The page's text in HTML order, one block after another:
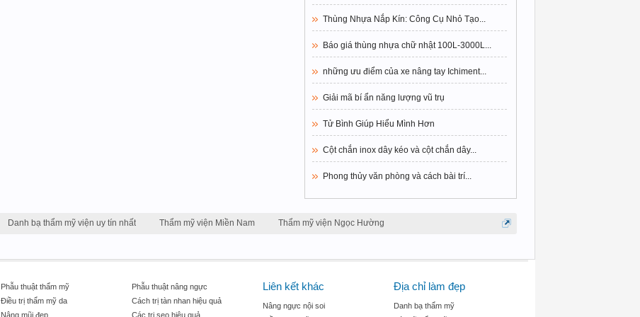
Thùng Nhựa Nắp Kín: Công Cụ Nhỏ Tạo...
Báo giá thùng nhựa chữ nhật 100L-3000L...
những ưu điểm của xe nâng tay Ichiment...
Giải mã bí ẩn năng lượng vũ trụ
Tử Bình Giúp Hiểu Mình Hơn
Cột chắn inox dây kéo và cột chắn dây...
Phong thủy văn phòng và cách bài trí...
Danh bạ thẩm mỹ viện uy tín nhất Thẩm mỹ viện Miền Nam Thẩm mỹ viện Ngọc Hường
Phẫu thuật thẩm mỹ
Điều trị thẩm mỹ da
Nâng mũi đẹp
Phẫu thuật nâng ngực
Cách trị tàn nhan hiệu quả
Các trị sẹo hiệu quả
Liên kết khác
Nâng ngực nội soi
Địa chỉ làm đẹp
Danh bạ thẩm mỹ